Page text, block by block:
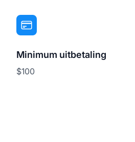
Minimum uitbetaling
$100